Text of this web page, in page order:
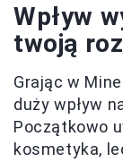
Wpływ
twoją
Grając w
duży wpływ
Początkowo
kosmetyka,